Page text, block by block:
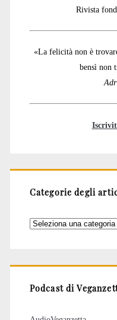
Rivista
«La felicità non è
bensì non
Categorie degli
Categorie
Podcast di